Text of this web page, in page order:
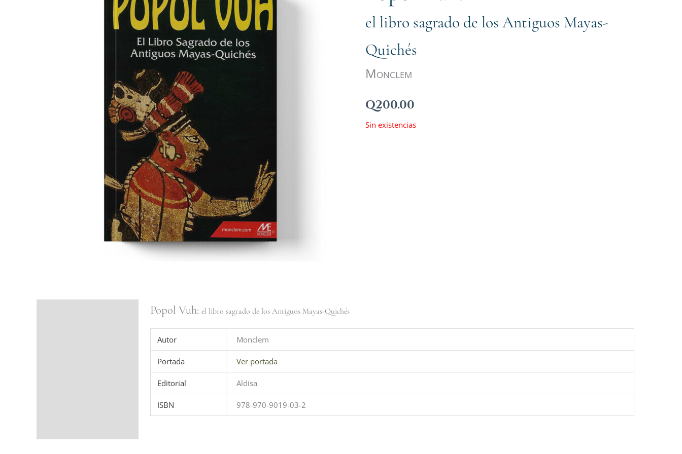
el libro sagrado de los Antiguos Mayas-
Quichés
Monclem
Q200.00
Sin existencias
Popol Vuh: el libro sagrado de los Antiguos Mayas-Quichés
Autor Monclem
Portada Ver portada
Editorial Aldisa
ISBN 978-970-9019-03-2